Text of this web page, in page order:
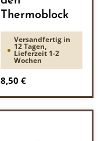
Thermoblock
Versandfertig in
12 Tagen,
Lieferzeit 1-2
Wochen
Regulärer Preis:
8,50 €